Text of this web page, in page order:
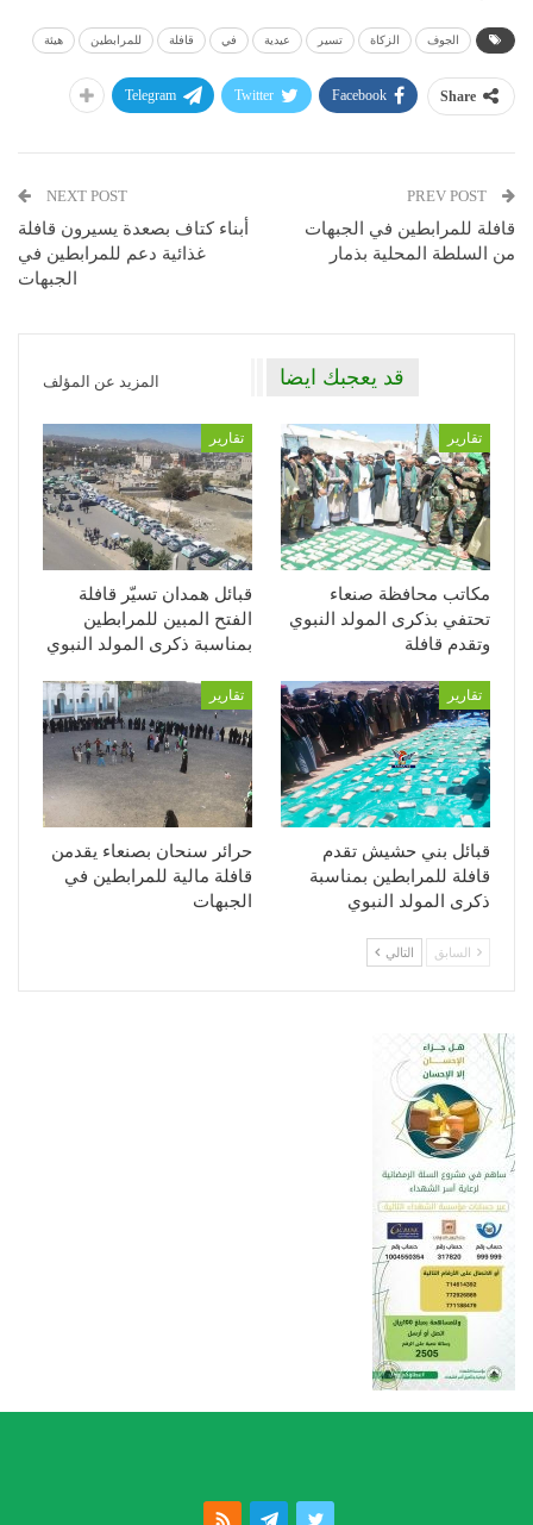
الجوف الزكاة تسير عيدية في قافلة للمرابطين هيئة
Share
Facebook
Twitter
Telegram
قافلة للمرابطين في الجبهات
من السلطة المحلية بذمار
NEXT POST
أبناء كتاف بصعدة يسيرون قافلة
غذائية دعم للمرابطين في
الجبهات
قد يعجبك ايضا المزيد عن المؤلف
تقارير
مكاتب محافظة صنعاء
تحتفي بذكرى المولد النبوي
وتقدم قافلة
تقارير
قبائل همدان تسيّر قافلة
الفتح المبين للمرابطين
بمناسبة ذكرى المولد النبوي
تقارير
قبائل بني حشيش تقدم
قافلة للمرابطين بمناسبة
ذكرى المولد النبوي
تقارير
حرائر سنحان بصنعاء يقدمن
قافلة مالية للمرابطين في
الجبهات
السابق التالي